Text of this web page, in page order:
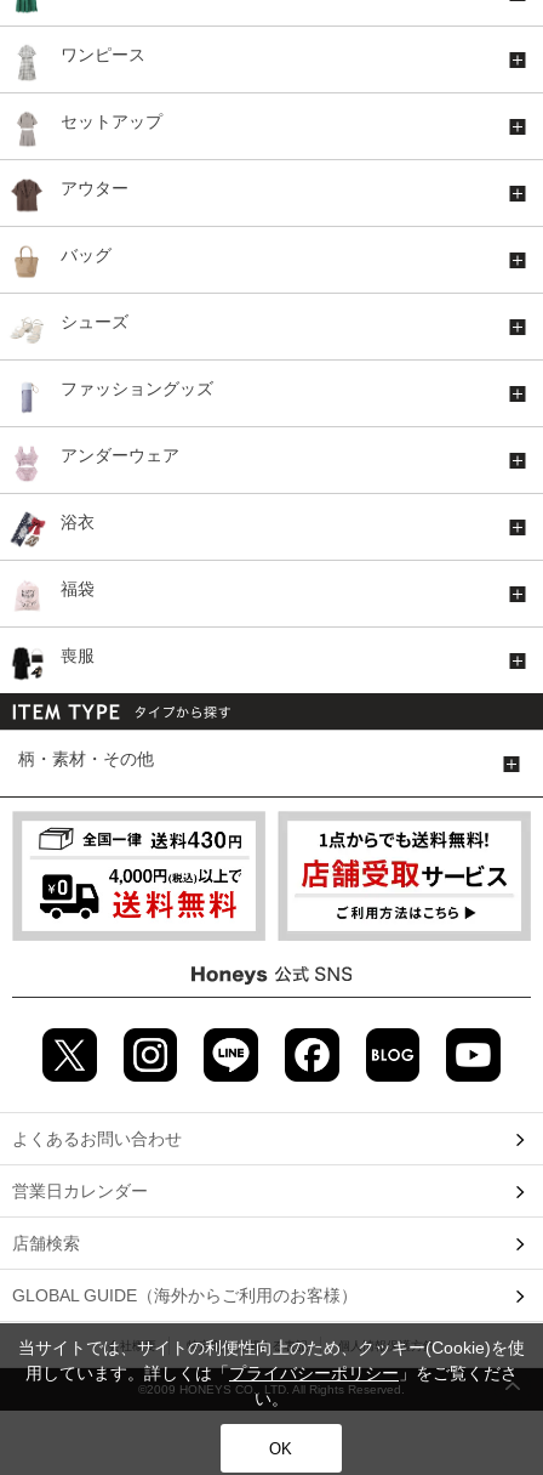
ワンピース
セットアップ
アウター
バッグ
シューズ
ファッショングッズ
アンダーウェア
浴衣
福袋
喪服
柄・素材・その他
よくあるお問い合わせ
営業日カレンダー
店舗検索
GLOBAL GUIDE（海外からご利用のお客様）
会社概要 特定取引に関する表記 個人情報保護方針
©2009 HONEYS CO., LTD. All Rights Reserved.
当サイトでは、サイトの利便性向上のため、クッキー(Cookie)を使
用しています。詳しくは「プライバシーポリシー」をご覧くださ
い。
OK